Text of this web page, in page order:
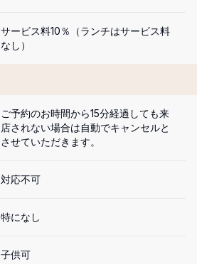
サービス料10％（ランチはサービス料
なし）
ご予約のお時間から15分経過しても来
店されない場合は自動でキャンセルと
させていただきます。
対応不可
特になし
子供可